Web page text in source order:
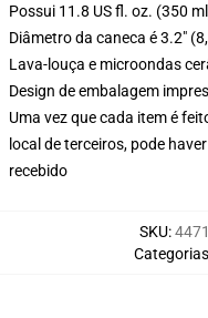
Possui 11.8 US fl. oz. (350
Diâmetro da caneca é 3.2"
Lava-louça e microondas
Design de embalagem
Uma vez que cada item é
local de terceiros, pode
recebido
SKU:
Categorias